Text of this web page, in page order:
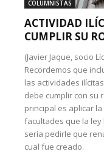
COLUMNISTAS
ACTIVIDAD
CUMPLIR SU
(Javier Jaque, socio
Recordemos que
las actividades
debe cumplir con su
principal es aplicar
facultades que la ley
sería pedirle que
cual fue creado.